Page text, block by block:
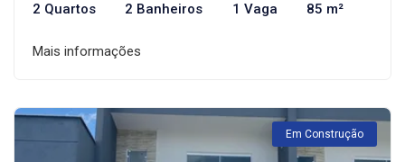
2 Quartos 2 Banheiros 1 Vaga 85 m²
Mais informações
Em Construção